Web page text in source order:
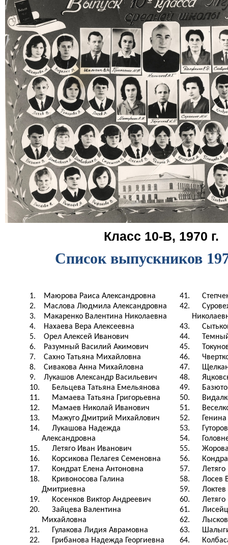
Класс 10-В, 1970 г.
Список выпускников
1.
Маюрова Раиса Александровна
2.
Маслова Людмила Александровна
3.
Макаренко Валентина Николаевна
4.
Нахаева Вера Алексеевна
5.
Орел Алексей Иванович
6.
Разумный Василий Акимович
7.
Сахно Татьяна Михайловна
8.
Сивакова Анна Михайловна
9.
Лукашов Александр Васильевич
10.
Бельцева Татьяна Емельянова
11.
Мамаева Татьяна Григорьевна
12.
Мамаев Николай Иванович
13.
Мажуго Дмитрий Михайлович
14.
Лукашова Надежда
Александровна
15.
Летяго Иван Иванович
16.
Корсикова Пелагея Семеновна
17.
Кондрат Елена Антоновна
18.
Кривоносова Галина
Дмитриевна
19.
Косенков Виктор Андреевич
20.
Зайцева Валентина
Михайловна
21.
Гулакова Лидия Аврамовна
22.
Грибанова Надежда Георгиевна
41.
42.
43.
44.
45.
46.
47.
48.
49.
Базюто
50.
51.
52.
53.
54.
55.
56.
57.
58.
Лосев
59.
60.
61.
62.
63.
64.